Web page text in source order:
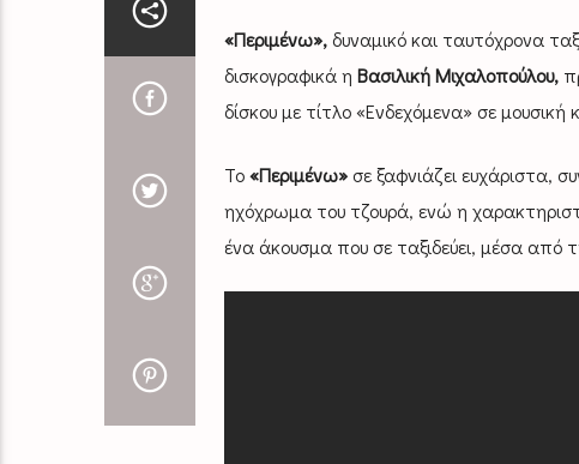
«Περιμένω»,δυναμικό και ταυτόχρονα
δισκογραφικά η Βασιλική Μιχαλοπούλου,
δίσκου με τίτλο «Ενδεχόμενα» σε μουσική
Το«Περιμένω»σε ξαφνιάζει ευχάριστα,
ηχόχρωμα του τζουρά, ενώ η
ένα άκουσμα που σε ταξιδεύει, μέσα από